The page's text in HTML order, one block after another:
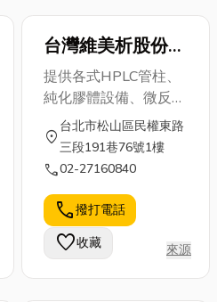
台灣維美析股份有
限公司
提供各式HPLC管柱、
純化膠體設備、微反應
系統。
location_on
台北市松山區民權東路
三段191巷76號1樓
call02-27160840
call撥打電話
favorite收藏 來源